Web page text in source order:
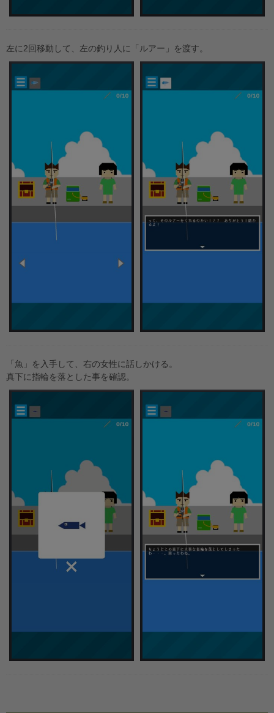
左に2回移動して、左の釣り人に「ルアー」を渡す。
「魚」を入手して、右の女性に話しかける。
真下に指輪を落とした事を確認。